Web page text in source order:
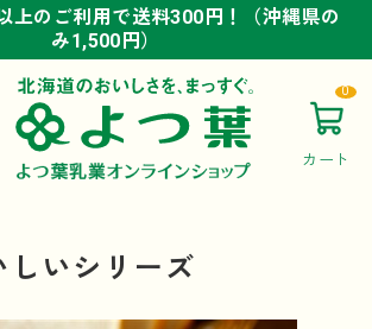
上のご利用で送料300円！（沖縄県の
み1,500円）
上のご利用で送料300円！（沖縄県の
み1,500円）
上のご利用で送料300円！（沖縄県の
み1,500円）
カート
0
いシリーズ